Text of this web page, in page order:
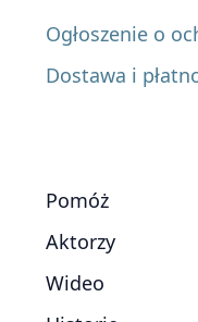
Ogłoszenie o
Dostawa i
Pomóż
Aktorzy
Wideo